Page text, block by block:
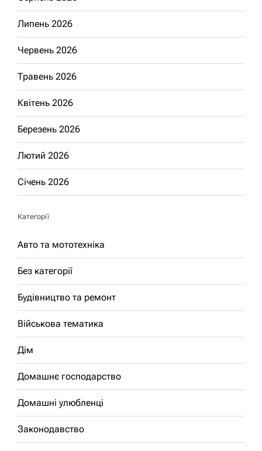
Липень 2026
Червень 2026
Травень 2026
Квітень 2026
Березень 2026
Лютий 2026
Січень 2026
Категорії
Авто та мототехніка
Без категорії
Будівництво та ремонт
Військова тематика
Дім
Домашнє господарство
Домашні улюбленці
Законодавство